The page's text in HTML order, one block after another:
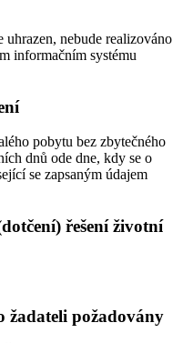
nebude realizováno
informačním systému
pobytu bez zbytečného
dnů ode dne, kdy se o
se zapsaným údajem
řešení životní
žadateli požadovány